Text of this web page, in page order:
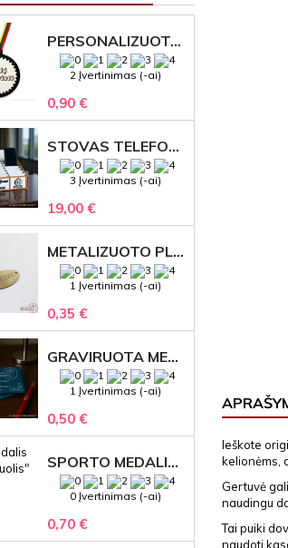
PERSONALIZUOTAS MEDALIS "1" SU GRAVIRUOTU TEKSTU
2 Įvertinimas (-ai)
0,90 €
STOVAS TELEFONAMS KLASEI (27 VIETOS) – GRAVIRUOJAMAS ORGANIZATORIUS
3 Įvertinimas (-ai)
19,00 €
METALIZUOTO PLASTIKO ETIKETĖS SU GRAVIRUOTU TEKSTU -LOGOTIPU
1 Įvertinimas (-ai)
0,35 €
GRAVIRUOTA METALINĖ VIZITINĖ KORTELĖ SU LOGOTIPU – REPREZENTACINĖ VERSLO DOVANA
1 Įvertinimas (-ai)
0,50 €
SPORTO MEDALIS "STIPRUOLIS" SU GRAVIRUOTU TEKSTU
0 Įvertinimas (-ai)
0,70 €
Ieškote
kelionėms,
Gertuvė
naudingu
Tai puiki
naudoti